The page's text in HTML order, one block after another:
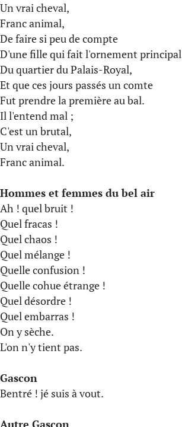
Un vrai cheval,
Franc animal,
De faire si peu de compte
D'une fille qui fait l'ornement principal
Du quartier du Palais-Royal,
Et que ces jours passés un comte
Fut prendre la première au bal.
Il l'entend mal ;
C'est un brutal,
Un vrai cheval,
Franc animal.
Hommes et femmes du bel air
Ah ! quel bruit !
Quel fracas !
Quel chaos !
Quel mélange !
Quelle confusion !
Quelle cohue étrange !
Quel désordre !
Quel embarras !
On y sèche.
L'on n'y tient pas.
Gascon
Bentré ! jé suis à vout.
Autre Gascon